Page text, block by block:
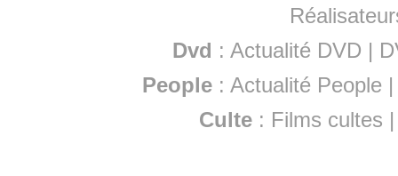
Dvd : Actualité DVD |
People :Actualité People
Culte : Films cultes